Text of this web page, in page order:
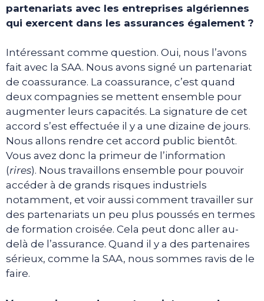
partenariats avec les entreprises algériennes
qui exercent dans les assurances également ?
Intéressant comme question. Oui, nous l’avons
fait avec la SAA. Nous avons signé un partenariat
de coassurance. La coassurance, c’est quand
deux compagnies se mettent ensemble pour
augmenter leurs capacités. La signature de cet
accord s’est effectuée il y a une dizaine de jours.
Nous allons rendre cet accord public bientôt.
Vous avez donc la primeur de l’information
(rires). Nous travaillons ensemble pour pouvoir
accéder à de grands risques industriels
notamment, et voir aussi comment travailler sur
des partenariats un peu plus poussés en termes
de formation croisée. Cela peut donc aller au-
delà de l’assurance. Quand il y a des partenaires
sérieux, comme la SAA, nous sommes ravis de le
faire.